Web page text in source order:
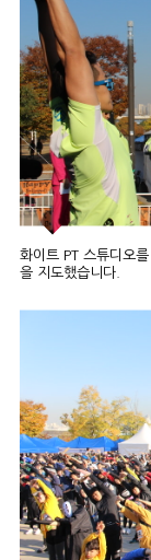
화이트 PT 스튜디오
을 지도했습니다.